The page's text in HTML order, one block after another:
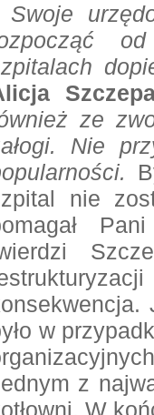
Swoje
ze
Nie
nie
w
z
W